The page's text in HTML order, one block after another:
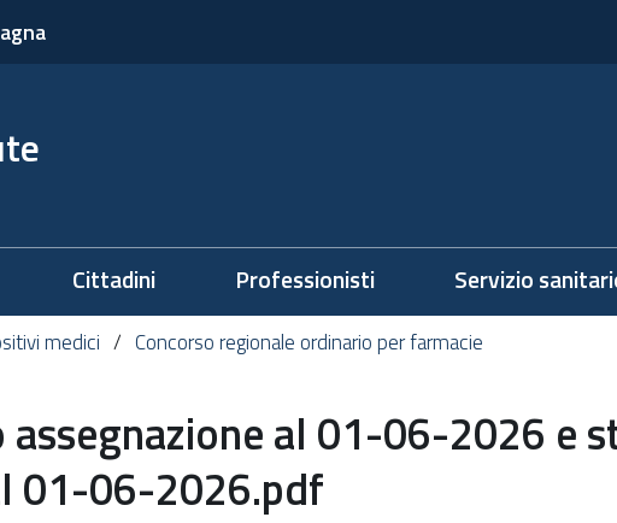
Cittadini Professionisti Servizio
medici Concorso regionale ordinario per farmacie
assegnazione al 01-06-2026 e
01-06-2026.pdf